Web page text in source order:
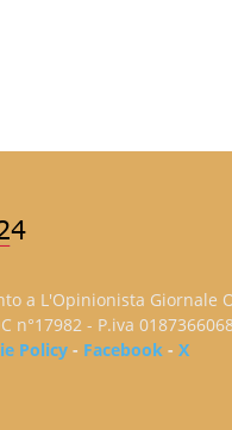
a L'Opinionista Giornale
n°17982 - P.iva
Policy - Facebook -X